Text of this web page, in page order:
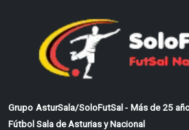
Grupo AsturSala/SoloFutSal - Más de 25
Fútbol Sala de Asturias y Nacional